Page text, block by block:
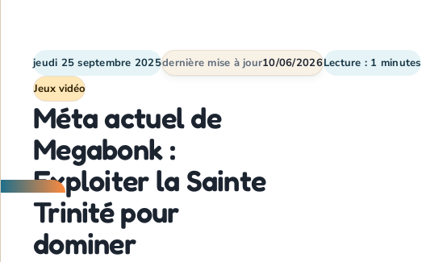
jeudi 25 septembre 2025dernière mise à jour10/06/2026Lecture : 1 minutes
Jeux vidéo
Méta actuel de
Megabonk :
Exploiter la Sainte
Trinité pour
dominer